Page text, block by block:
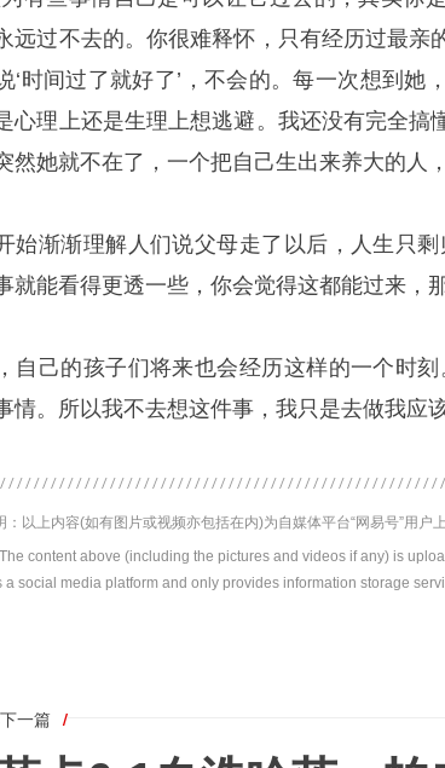
远过不去的。你很难释怀，只有经历过最亲
‘时间过了就好了’，不会的。每一次想到她
心理上还是生理上想逃避。我还没有完全搞
然她就不在了，一个把自己生出来养大的人
始渐渐理解人们说父母走了以后，人生只
就能看得更透一些，你会觉得这都能过来，
自己的孩子们将来也会经历这样的一个时
情。所以我不去想这件事，我只是去做我应
：以上内容(如有图片或视频亦包括在内)为自媒体平台“网易号”用户
content above (including the pictures and videos if any) is
a social media platform and only provides information storage
一篇 /